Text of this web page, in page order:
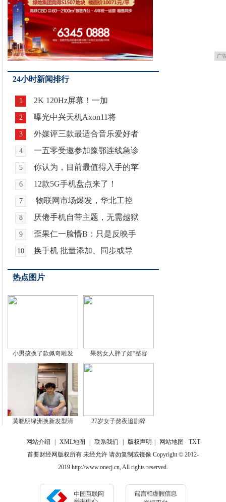
广
24小时新闻排行
1 2K 120Hz屏幕！一加
2 曝光中兴天机Axon11将
3 外媒评三款最适合音乐爱好者
4 一五零受邀参加豫鄂连线急诊
5 你认为，目前最值得入手的苹
6 12款5G手机盘点来了！
7 物联网市场爆发，华北工控
8 厌倦手机自带主题，无需越狱
9 歪果仁一脸懵B：只是反映手
10 换手机 批量添加、同步或导
热点图片
小男孩换了款佩奇雕发 果然女人胖了如“整容
黄晓明绿洲换新发型清 27岁女子熬夜追剧猝
网站介绍 XML地图 联系我们 版权声明 网站地图
TXT
首要财经网版权所有 未经允许 请勿复制或镜像 Copyright © 2012-
2019 http://www.onecj.cn, All rights reserved.